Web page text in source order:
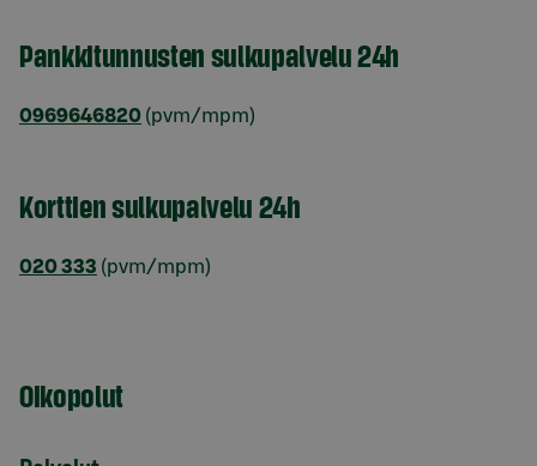
Pankkitunnusten sulkupalvelu 24h
0969646820 (pvm/mpm)
Korttien sulkupalvelu 24h
020 333 (pvm/mpm)
Oikopolut